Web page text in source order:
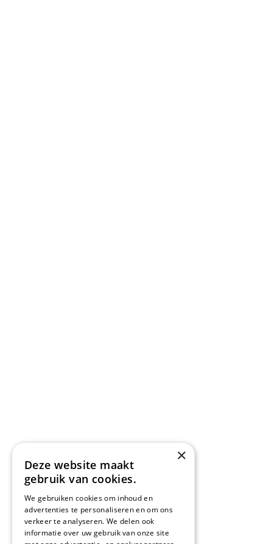
×
Deze website maakt
gebruik van cookies.
We gebruiken cookies om inhoud en
advertenties te personaliseren en om ons
verkeer te analyseren. We delen ook
informatie over uw gebruik van onze site